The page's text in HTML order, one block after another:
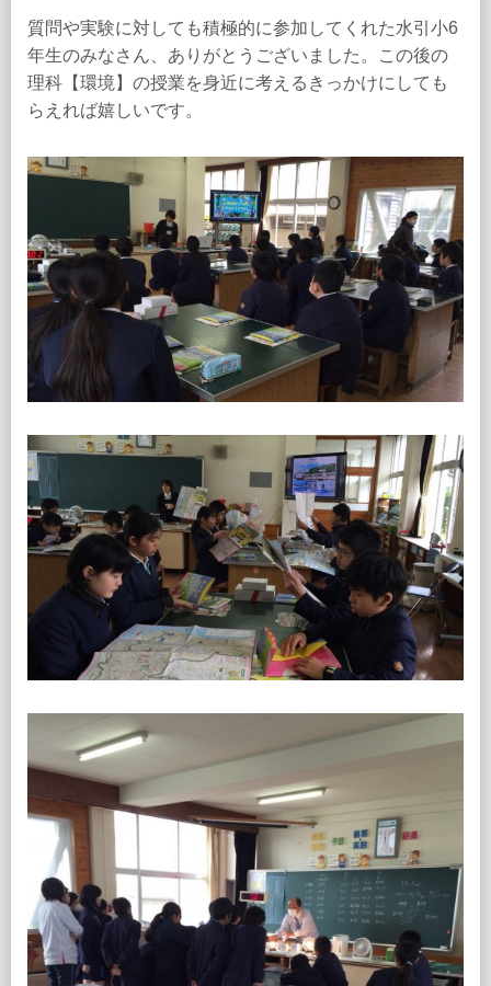
質問や実験に対しても積極的に参加してくれた水引小6
年生のみなさん、ありがとうございました。この後の
理科【環境】の授業を身近に考えるきっかけにしても
らえれば嬉しいです。